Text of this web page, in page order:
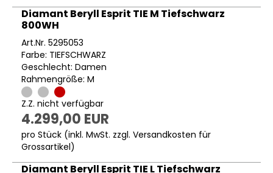
Diamant Beryll Esprit TIE M Tiefschwarz
800WH
Art.Nr. 5295053
Farbe: TIEFSCHWARZ
Geschlecht: Damen
Rahmengröße: M
Z.Z. nicht verfügbar
4.299,00 EUR
pro Stück (inkl. MwSt. zzgl. Versandkosten für
Grossartikel)
Diamant Beryll Esprit TIE L Tiefschwarz